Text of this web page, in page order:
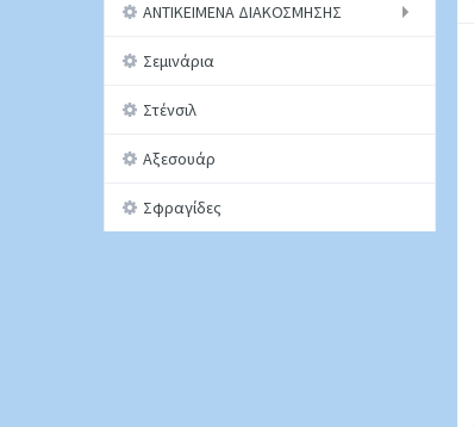
ΑΝΤΙΚΕΙΜΕΝΑ ΔΙΑΚΟΣΜΗΣΗΣ
Σεμινάρια
Στένσιλ
Αξεσουάρ
Σφραγίδες